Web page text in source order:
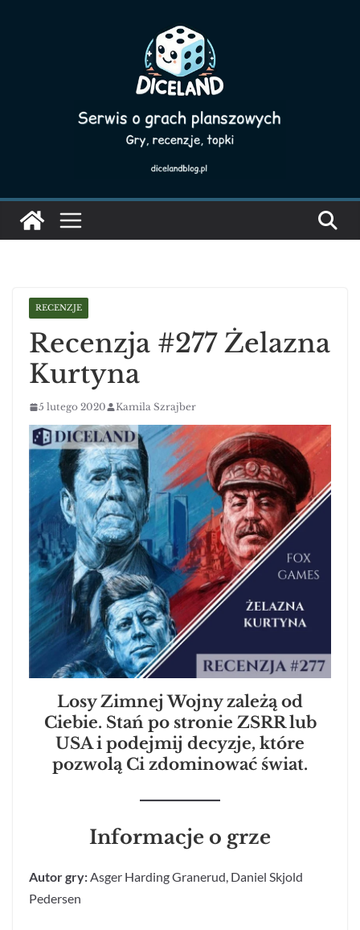
RECENZJE
Recenzja #277 Żelazna
Kurtyna
5 lutego 2020 Kamila Szrajber
Losy Zimnej Wojny zależą od
Ciebie. Stań po stronie ZSRR lub
USA i podejmij decyzje, które
pozwolą Ci zdominować świat.
Informacje o grze
Autor gry: Asger Harding Granerud, Daniel Skjold
Pedersen